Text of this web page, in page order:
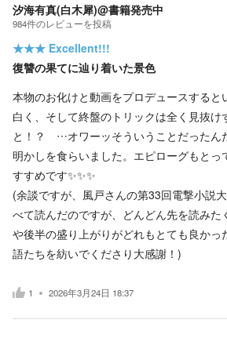
汐海有真(白木犀)@書籍発売中
984件のレビューを投稿
★★★ Excellent!!!
復讐の果てに辿り着いた景色
本物のお化けと動画をプロデュースすると
白く、そして終盤のトリックは全く見抜け
と！？ …オワーッそういうことだったん
明かしを食らいました。エピローグもと
すすめです✨✨✨
(余談ですが、風戸さんの第33回電撃小説
べて読んだのですが、どんどん先を読みた
や後半の盛り上がりがどれもとても良かっ
語たちを紡いでくださり大感謝！)
1 2026年3月24日 18:37